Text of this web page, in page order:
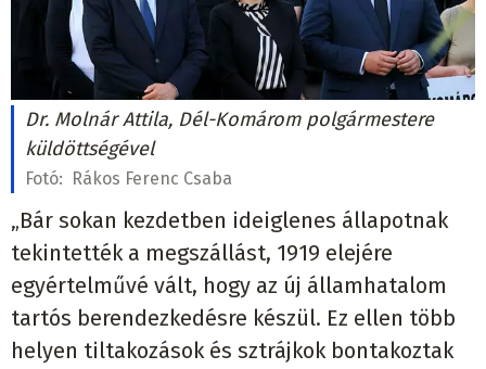
Dr. Molnár Attila, Dél-Komárom polgármestere
küldöttségével
Fotó: Rákos Ferenc Csaba
„Bár sokan kezdetben ideiglenes állapotnak
tekintették a megszállást, 1919 elejére
egyértelművé vált, hogy az új államhatalom
tartós berendezkedésre készül. Ez ellen több
helyen tiltakozások és sztrájkok bontakoztak